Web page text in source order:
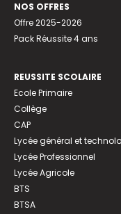
NOS OFFRES
Offre 2025-2026
Pack Réussite 4 ans
REUSSITE SCOLAIRE
Ecole Primaire
Collège
CAP
Lycée général et
Lycée Professionnel
Lycée Agricole
BTS
BTSA